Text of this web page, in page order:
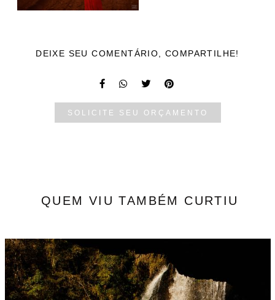
DEIXE SEU COMENTÁRIO, COMPARTILHE!
SOLICITE SEU ORÇAMENTO
QUEM VIU TAMBÉM CURTIU